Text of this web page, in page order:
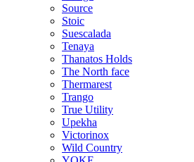
Source
Stoic
Suescalada
Tenaya
Thanatos Holds
The North face
Thermarest
Trango
True Utility
Upekha
Victorinox
Wild Country